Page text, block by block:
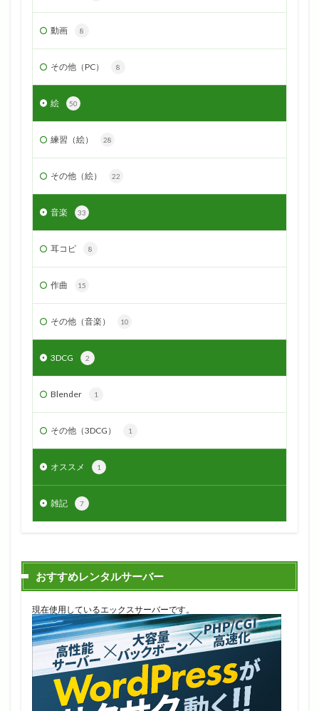
動画 8
その他（PC） 8
絵 50
練習（絵） 28
その他（絵） 22
音楽 33
耳コピ 8
作曲 15
その他（音楽） 10
3DCG 2
Blender 1
その他（3DCG） 1
オススメ 1
雑記 7
おすすめレンタルサーバー
現在使用しているエックスサーバーです。